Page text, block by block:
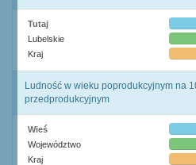
Tutaj
Lubelskie
Kraj
Ludność w wieku poprodukcyjnym na
przedprodukcyjnym
Wieś
Województwo
Kraj